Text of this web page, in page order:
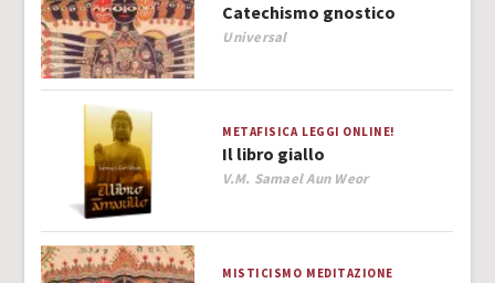
Catechismo gnostico
Author
Universal
METAFISICA LEGGI ONLINE!
Il libro giallo
Author
V.M. Samael Aun Weor
MISTICISMO MEDITAZIONE